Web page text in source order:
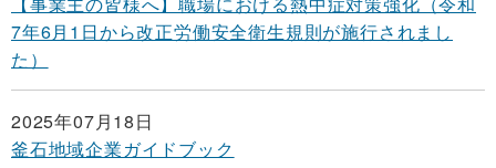
7年6月1日から改正労働安全衛生規則が施行されまし
た）
2025年07月18日
釜石地域企業ガイドブック